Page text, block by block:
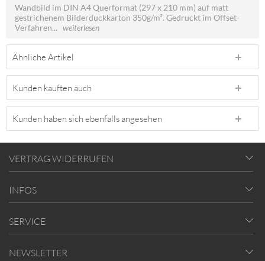
Wandbild im DIN A4 Querformat (297 x 210 mm) auf matt
gestrichenem Bilderduckkarton 350g/m². Gedruckt im Offset-
Verfahren... weiterlesen
Ähnliche Artikel
Kunden kauften auch
Kunden haben sich ebenfalls angesehen
VERTRAG WIDERRUFEN
INFOS
SERVICE
NEWSLETTER